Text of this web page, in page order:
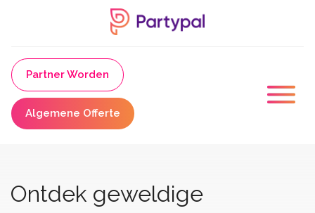
Partner Worden
Algemene Offerte
Ontdek geweldige